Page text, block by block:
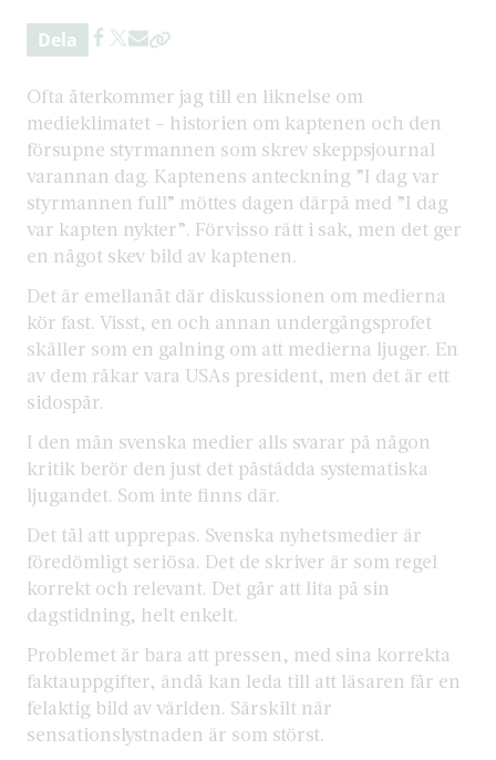
Dela
Ofta återkommer jag till en liknelse om
medieklimatet – historien om kaptenen och den
försupne styrmannen som skrev skeppsjournal
varannan dag. Kaptenens anteckning ”I dag var
styrmannen full” möttes dagen därpå med ”I dag
var kapten nykter”. Förvisso rätt i sak, men det ger
en något skev bild av kaptenen.
Det är emellanåt där diskussionen om medierna
kör fast. Visst, en och annan undergångsprofet
skäller som en galning om att medierna ljuger. En
av dem råkar vara USAs president, men det är ett
sidospår.
I den mån svenska medier alls svarar på någon
kritik berör den just det påstådda systematiska
ljugandet. Som inte finns där.
Det tål att upprepas. Svenska nyhetsmedier är
föredömligt seriösa. Det de skriver är som regel
korrekt och relevant. Det går att lita på sin
dagstidning, helt enkelt.
Problemet är bara att pressen, med sina korrekta
faktauppgifter, ändå kan leda till att läsaren får en
felaktig bild av världen. Särskilt när
sensationslystnaden är som störst.